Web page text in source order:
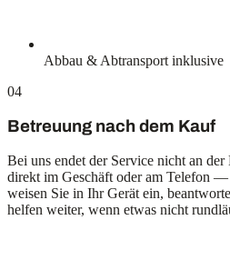
Abbau & Abtransport inklusive
04
Betreuung nach dem Kauf
Bei uns endet der Service nicht an
direkt im Geschäft oder am Telefon
weisen Sie in Ihr Gerät ein,
helfen weiter, wenn etwas nicht